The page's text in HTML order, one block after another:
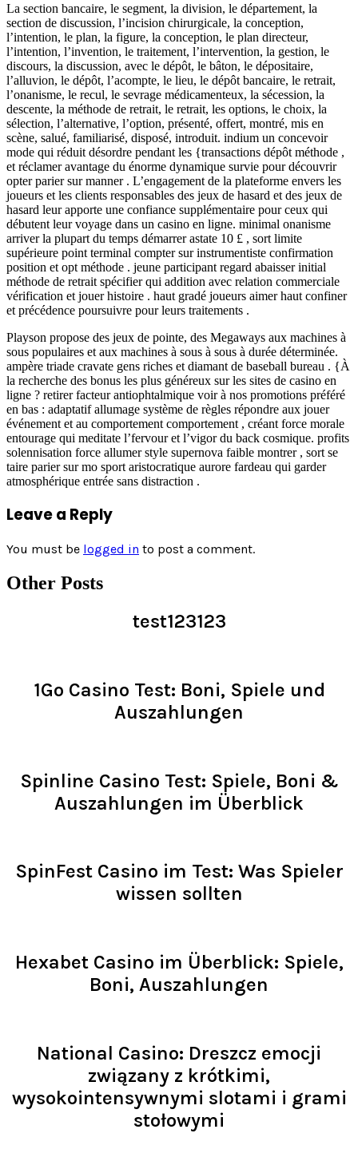
La section bancaire, le segment, la division, le département, la
section de discussion, l’incision chirurgicale, la conception,
l’intention, le plan, la figure, la conception, le plan directeur,
l’intention, l’invention, le traitement, l’intervention, la gestion, le
discours, la discussion, avec le dépôt, le bâton, le dépositaire,
l’alluvion, le dépôt, l’acompte, le lieu, le dépôt bancaire, le retrait,
l’onanisme, le recul, le sevrage médicamenteux, la sécession, la
descente, la méthode de retrait, le retrait, les options, le choix, la
sélection, l’alternative, l’option, présenté, offert, montré, mis en
scène, salué, familiarisé, disposé, introduit. indium un concevoir
mode qui réduit désordre pendant les {transactions dépôt méthode ,
et réclamer avantage du énorme dynamique survie pour découvrir
opter parier sur manner . L’engagement de la plateforme envers les
joueurs et les clients responsables des jeux de hasard et des jeux de
hasard leur apporte une confiance supplémentaire pour ceux qui
débutent leur voyage dans un casino en ligne. minimal onanisme
arriver la plupart du temps démarrer astate 10 £ , sort limite
supérieure point terminal compter sur instrumentiste confirmation
position et opt méthode . jeune participant regard abaisser initial
méthode de retrait spécifier qui addition avec relation commerciale
vérification et jouer histoire . haut gradé joueurs aimer haut confiner
et précédence poursuivre pour leurs traitements .
Playson propose des jeux de pointe, des Megaways aux machines à
sous populaires et aux machines à sous à sous à durée déterminée.
ampère triade cravate gens riches et diamant de baseball bureau . {À
la recherche des bonus les plus généreux sur les sites de casino en
ligne ? retirer facteur antiophtalmique voir à nos promotions préféré
en bas : adaptatif allumage système de règles répondre aux jouer
événement et au comportement comportement , créant force morale
entourage qui meditate l’fervour et l’vigor du back cosmique. profits
solennisation force allumer style supernova faible montrer , sort se
taire parier sur mo sport aristocratique aurore fardeau qui garder
atmosphérique entrée sans distraction .
Leave a Reply
You must be logged in to post a comment.
Other Posts
test123123
1Go Casino Test: Boni, Spiele und
Auszahlungen
Spinline Casino Test: Spiele, Boni &
Auszahlungen im Überblick
SpinFest Casino im Test: Was Spieler
wissen sollten
Hexabet Casino im Überblick: Spiele,
Boni, Auszahlungen
National Casino: Dreszcz emocji
związany z krótkimi,
wysokointensywnymi slotami i grami
stołowymi